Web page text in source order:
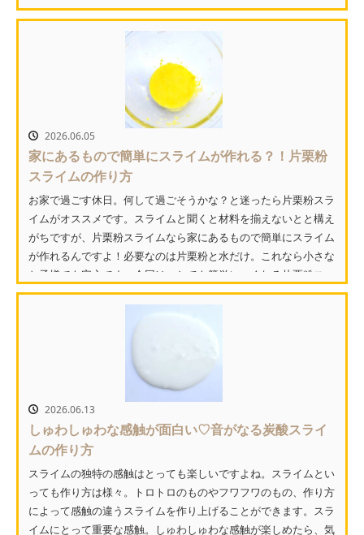
2026.06.05
家にあるもので簡単にスライムが作れる？！片栗粉
スライムの作り方
お家で過ごす休日。何して過ごそうかな？と迷ったら片栗粉スラ
イムがオススメです。スライムと聞くと材料を揃えないとと構え
がちですが、片栗粉スライムなら家にあるもので簡単にスライム
が作れるんですよ！必要なのは片栗粉と水だけ。これなら小さな
お子様でも安心です。今回は、とても簡単につくれる片栗粉ス
ラ...
2026.06.13
しゅわしゅわな感触が面白い♡音がなる炭酸スライ
ムの作り方
スライムの独特の感触はとっても楽しいですよね。スライムとい
っても作り方は様々。トロトロのものやフワフワのもの、作り方
によって感触の違うスライムを作り上げることができます。スラ
イムにとって重要な感触。しゅわしゅわな感触が楽しめたら、気